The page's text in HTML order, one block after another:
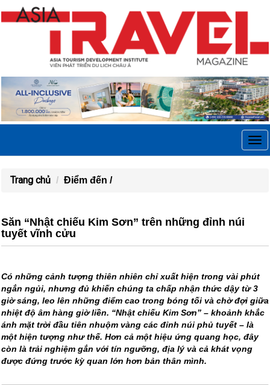
Trang chủ Điểm đến /
Săn “Nhật chiếu Kim Sơn” trên những đỉnh núi
tuyết vĩnh cửu
Có những cảnh tượng thiên nhiên chỉ xuất hiện trong vài phút
ngắn ngủi, nhưng đủ khiến chúng ta chấp nhận thức dậy từ 3
giờ sáng, leo lên những điểm cao trong bóng tối và chờ đợi giữa
nhiệt độ âm hàng giờ liền. “Nhật chiếu Kim Sơn” – khoảnh khắc
ánh mặt trời đầu tiên nhuộm vàng các đỉnh núi phủ tuyết – là
một hiện tượng như thế. Hơn cả một hiệu ứng quang học, đây
còn là trải nghiệm gắn với tín ngưỡng, địa lý và cả khát vọng
được đứng trước kỳ quan lớn hơn bản thân mình.